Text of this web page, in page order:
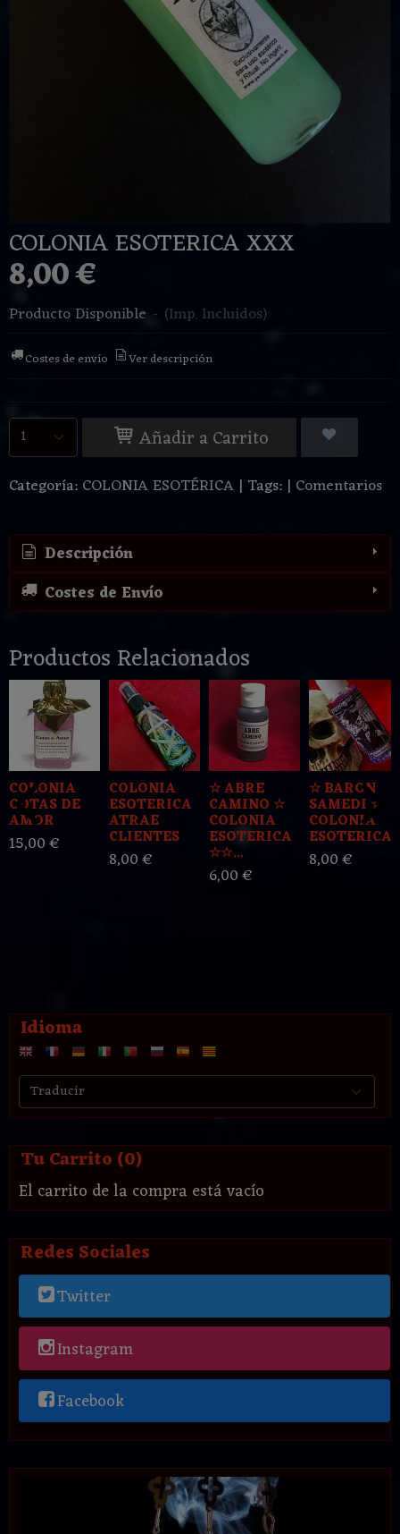
Idioma
Tu Carrito (0)
El carrito de la compra está vacío
Redes Sociales
Twitter
Instagram
Facebook
COLONIA ESOTERICA XXX
8,00 €
Producto Disponible - (Imp. Incluidos)
Costes de envío Ver descripción
Añadir a Carrito
Categoría: COLONIA ESOTÉRICA | Tags: | Comentarios
Descripción
Costes de Envío
Productos Relacionados
COLONIA
GOTAS DE
AMOR
15,00 €
COLONIA
ESOTERICA
ATRAE
CLIENTES
8,00 €
☆ ABRE
CAMINO ☆
COLONIA
ESOTERICA
☆☆...
6,00 €
☆ BARON
SAMEDI ☆
COLONIA
8,00 €